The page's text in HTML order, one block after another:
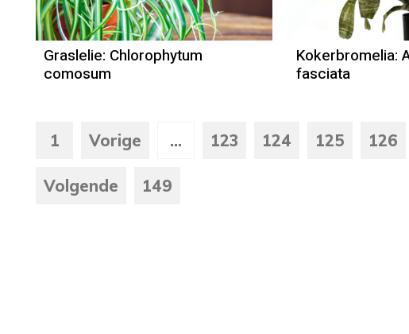
Graslelie: Chlorophytum
comosum
Kokerbromelia:
fasciata
1 Vorige ... 123 124 125 126
Volgende 149